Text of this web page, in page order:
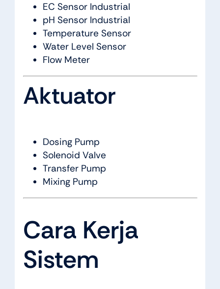
EC Sensor Industrial
pH Sensor Industrial
Temperature Sensor
Water Level Sensor
Flow Meter
Aktuator
Dosing Pump
Solenoid Valve
Transfer Pump
Mixing Pump
Cara Kerja
Sistem